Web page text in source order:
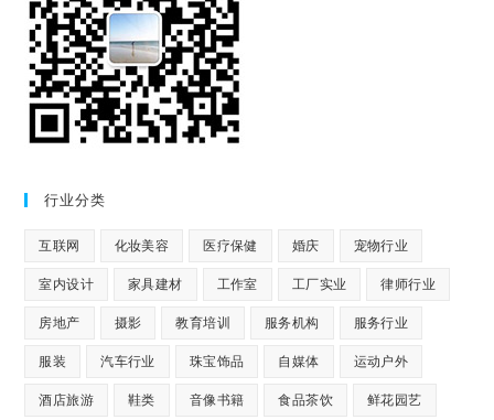
行业分类
互联网 化妆美容 医疗保健 婚庆 宠物行业
室内设计 家具建材 工作室 工厂实业 律师行业
房地产 摄影 教育培训 服务机构 服务行业
服装 汽车行业 珠宝饰品 自媒体 运动户外
酒店旅游 鞋类 音像书籍 食品茶饮 鲜花园艺